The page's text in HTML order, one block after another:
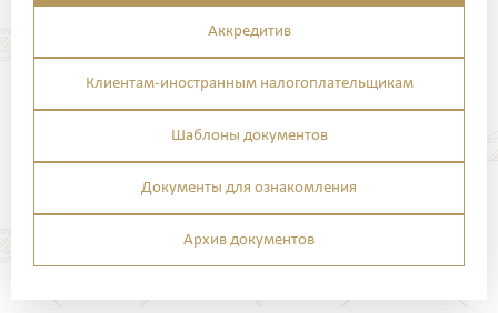
Аккредитив
Клиентам-иностранным налогоплательщикам
Шаблоны документов
Документы для ознакомления
Архив документов